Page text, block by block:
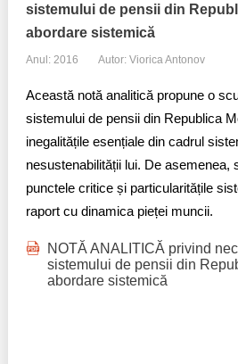
sistemului de pensii din
abordare sistemică
Anul: 2016 Autor: Viorica Antonov
Această notă analitică propune o
sistemului de pensii din Republica
inegalitățile esențiale din cadrul
nesustenabilității lui. De asemenea,
punctele critice și particularitățile
raport cu dinamica pieței muncii.
NOTĂ ANALITICĂ privind
sistemului de pensii din
abordare sistemică